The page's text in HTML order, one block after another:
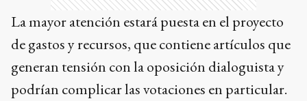
La mayor atención estará puesta en el proyecto
de gastos y recursos, que contiene artículos que
generan tensión con la oposición dialoguista y
podrían complicar las votaciones en particular.